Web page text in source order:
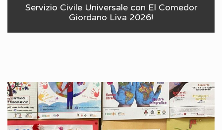
Servizio Civile Universale con El Comedor
Giordano Liva 2026!